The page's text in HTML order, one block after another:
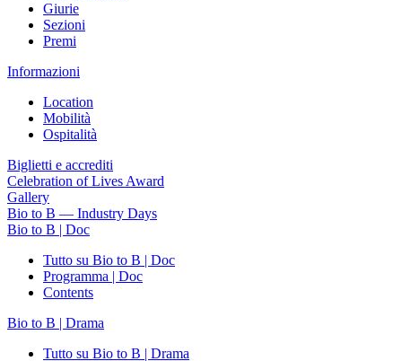
Giurie
Sezioni
Premi
Informazioni
Location
Mobilità
Ospitalità
Biglietti e accrediti
Celebration of Lives Award
Gallery
Bio to B — Industry Days
Bio to B | Doc
Tutto su Bio to B | Doc
Programma | Doc
Contents
Bio to B | Drama
Tutto su Bio to B | Drama